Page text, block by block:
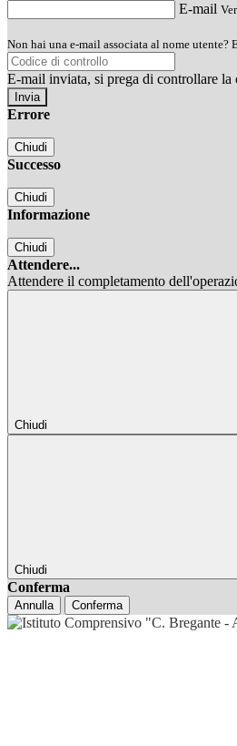
E-mail
Non hai una e-mail associata al nome utente?
E-mail inviata, si prega di controllare la
Errore
Chiudi
Successo
Chiudi
Informazione
Chiudi
Attendere...
Attendere il completamento
Chiudi
Chiudi
Conferma
Annulla Conferma